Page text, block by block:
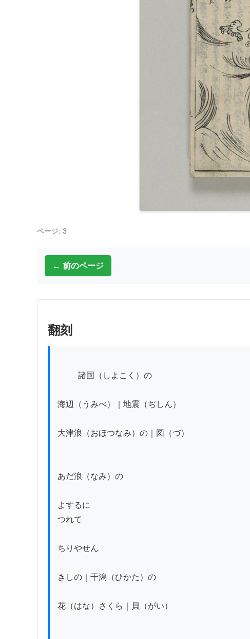
ページ: 3
← 前のページ
翻刻
海辺（うみべ）｜地震（ぢしん）
大津浪（おほつなみ）の｜図（づ）
あだ浪（なみ）の
よするに
つれて
ちりやせん
きしの｜干潟（ひかた）の
花（はな）さくら｜貝（がい）